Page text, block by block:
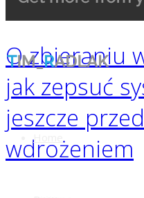
Home
O zbieraniu
jak zepsuć
jeszcze
wdrożeniem